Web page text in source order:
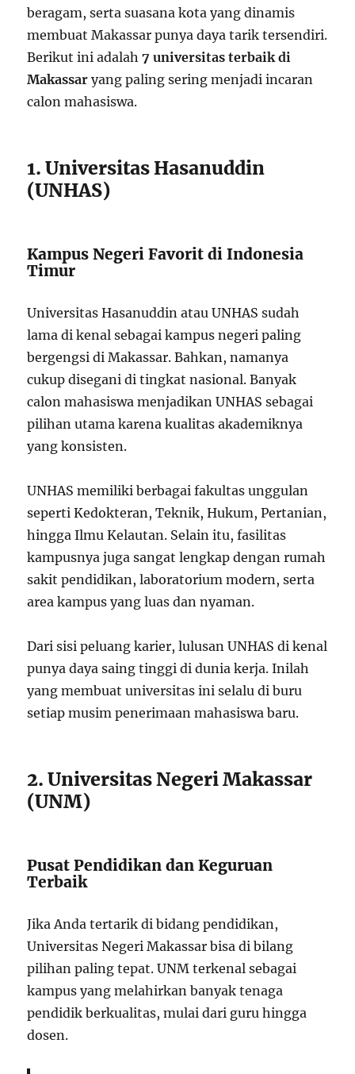
beragam, serta suasana kota yang dinamis
membuat Makassar punya daya tarik tersendiri.
Berikut ini adalah7 universitas terbaik di
Makassar yang paling sering menjadi incaran
calon mahasiswa.
1. Universitas Hasanuddin
(UNHAS)
Kampus Negeri Favorit di Indonesia
Timur
Universitas Hasanuddin atau UNHAS sudah
lama di kenal sebagai kampus negeri paling
bergengsi di Makassar. Bahkan, namanya
cukup disegani di tingkat nasional. Banyak
calon mahasiswa menjadikan UNHAS sebagai
pilihan utama karena kualitas akademiknya
yang konsisten.
UNHAS memiliki berbagai fakultas unggulan
seperti Kedokteran, Teknik, Hukum, Pertanian,
hingga Ilmu Kelautan. Selain itu, fasilitas
kampusnya juga sangat lengkap dengan rumah
sakit pendidikan, laboratorium modern, serta
area kampus yang luas dan nyaman.
Dari sisi peluang karier, lulusan UNHAS di kenal
punya daya saing tinggi di dunia kerja. Inilah
yang membuat universitas ini selalu di buru
setiap musim penerimaan mahasiswa baru.
2. Universitas Negeri Makassar
(UNM)
Pusat Pendidikan dan Keguruan
Terbaik
Jika Anda tertarik di bidang pendidikan,
Universitas Negeri Makassar bisa di bilang
pilihan paling tepat. UNM terkenal sebagai
kampus yang melahirkan banyak tenaga
pendidik berkualitas, mulai dari guru hingga
dosen.